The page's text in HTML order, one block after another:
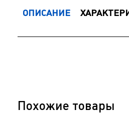
ОПИСАНИЕ
Похожие товары